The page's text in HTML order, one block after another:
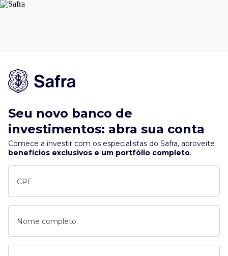
Seu novo banco de
investimentos: abra sua conta
Comece a investir com os especialistas do Safra, aproveite
benefícios exclusivos e um portfólio completo.
CPF
Nome completo